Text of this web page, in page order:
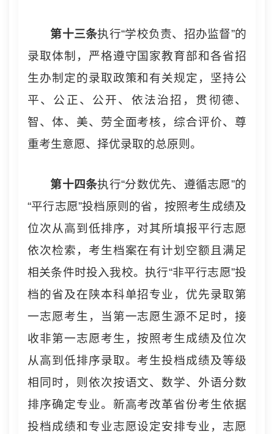
第十三条执行“学校负责、招办监督”的
录取体制，严格遵守国家教育部和各省招
生办制定的录取政策和有关规定，坚持公
平、公正、公开、依法治招，贯彻德、
智、体、美、劳全面考核，综合评价、尊
重考生意愿、择优录取的总原则。
第十四条执行“分数优先、遵循志愿”的
“平行志愿”投档原则的省，按照考生成绩及
位次从高到低排序，对其所填报平行志愿
依次检索，考生档案在有计划空额且满足
相关条件时投入我校。执行“非平行志愿”投
档的省及在陕本科单招专业，优先录取第
一志愿考生，当第一志愿生源不足时，接
收非第一志愿考生，按照考生成绩及位次
从高到低排序录取。考生投档成绩及等级
相同时，则依次按语文、数学、外语分数
排序确定专业。新高考改革省份考生依据
投档成绩和专业志愿设定安排专业，志愿